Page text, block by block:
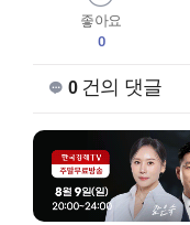
좋아요
0
0건의 댓글